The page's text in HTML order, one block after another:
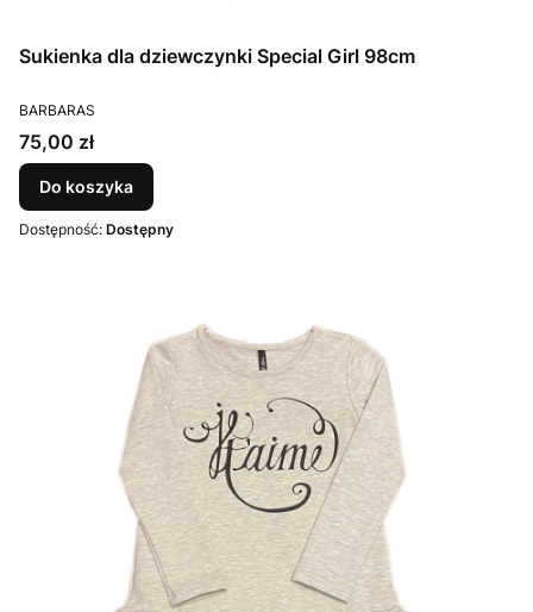
Sukienka dla dziewczynki Special Girl 98cm
PRODUCENT
BARBARAS
Cena
75,00 zł
Do koszyka
Dostępność: Dostępny